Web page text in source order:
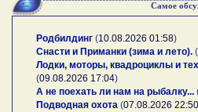
Самое
Родбилдинг (10.08.2026 01:58)
Снасти и Приманки (зима и лето). (
Лодки, моторы, квадроциклы и
(09.08.2026 17:04)
А не поехать ли нам на рыбалку...
Подводная охота (07.08.2026 22:50